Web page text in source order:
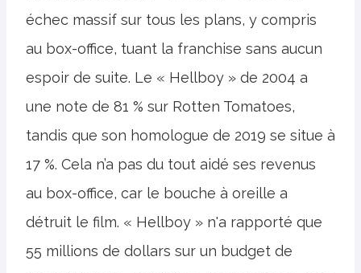
échec massif sur tous les plans, y compris
au box-office, tuant la franchise sans aucun
espoir de suite. Le « Hellboy » de 2004 a
une note de 81 % sur Rotten Tomatoes,
tandis que son homologue de 2019 se situe à
17 %. Cela n’a pas du tout aidé ses revenus
au box-office, car le bouche à oreille a
détruit le film. « Hellboy » n'a rapporté que
55 millions de dollars sur un budget de